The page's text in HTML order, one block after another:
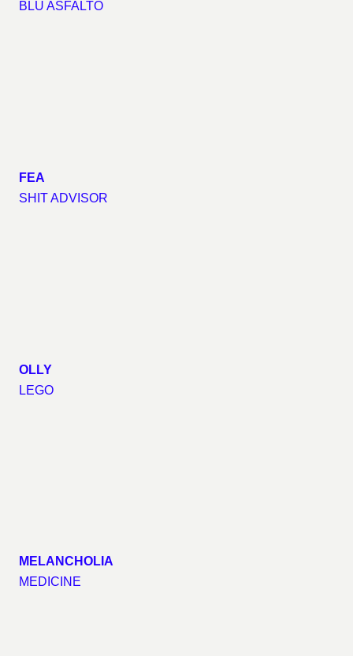
BLU ASFALTO
FEA
SHIT ADVISOR
OLLY
LEGO
MELANCHOLIA
MEDICINE